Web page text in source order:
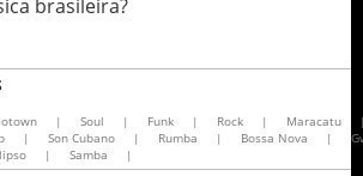
brasileira?
| Soul | Funk | Rock | Maracatu
| Son Cubano | Rumba | Bossa Nova |
| Samba |